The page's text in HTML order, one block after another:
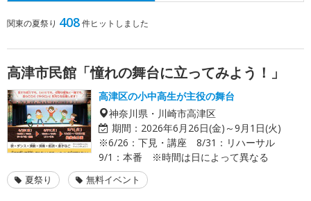
関東の夏祭り 408件ヒットしました
高津市民館「憧れの舞台に立ってみよう！」
高津区の小中高生が主役の舞台
神奈川県・川崎市高津区
期間： 2026年6月26日(金)～9月1日(火)
※6/26：下見・講座 8/31：リハーサル
9/1：本番 ※時間は日によって異なる
夏祭り 無料イベント